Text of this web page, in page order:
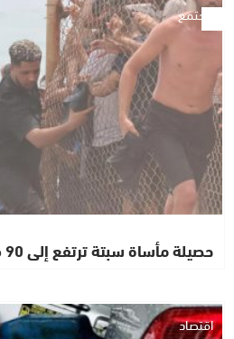
مجتمع
حصيلة مأساة سبتة ترتفع إلى 90 قتيلا..
اقتصاد